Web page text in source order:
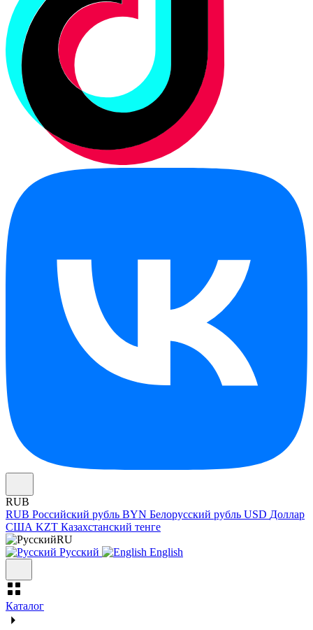
RUB
RUB Российский рубль BYN Белорусский рубль USD Доллар
США KZT Казахстанский тенге
RU
Русский
English
Каталог